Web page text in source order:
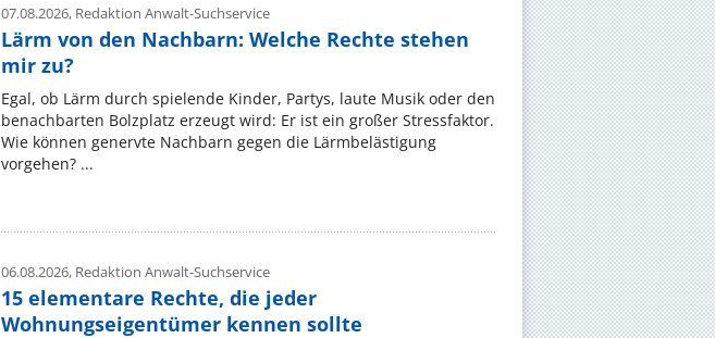
07.08.2026,Redaktion Anwalt-Suchservice
Lärm von den Nachbarn: Welche Rechte stehen
mir zu?
Egal, ob Lärm durch spielende Kinder, Partys, laute Musik oder den
benachbarten Bolzplatz erzeugt wird: Er ist ein großer Stressfaktor.
Wie können genervte Nachbarn gegen die Lärmbelästigung
vorgehen? ...
06.08.2026,Redaktion Anwalt-Suchservice
15 elementare Rechte, die jeder
Wohnungseigentümer kennen sollte